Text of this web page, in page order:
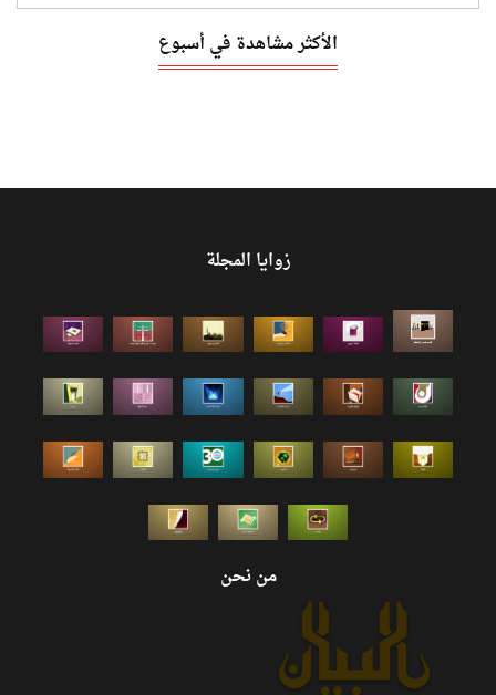
الأكثر مشاهدة في أسبوع
زوايا المجلة
من نحن